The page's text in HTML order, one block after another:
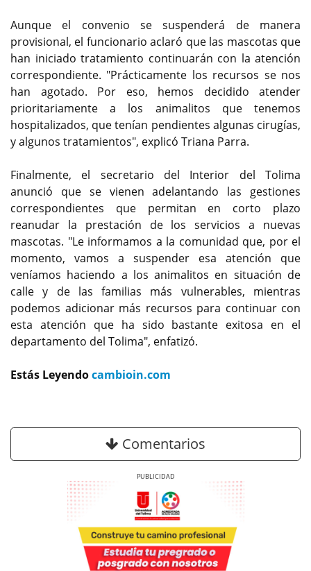
Aunque el convenio se suspenderá de manera
provisional, el funcionario aclaró que las mascotas que
han iniciado tratamiento continuarán con la atención
correspondiente. "Prácticamente los recursos se nos
han agotado. Por eso, hemos decidido atender
prioritariamente a los animalitos que tenemos
hospitalizados, que tenían pendientes algunas cirugías,
y algunos tratamientos", explicó Triana Parra.
Finalmente, el secretario del Interior del Tolima
anunció que se vienen adelantando las gestiones
correspondientes que permitan en corto plazo
reanudar la prestación de los servicios a nuevas
mascotas. "Le informamos a la comunidad que, por el
momento, vamos a suspender esa atención que
veníamos haciendo a los animalitos en situación de
calle y de las familias más vulnerables, mientras
podemos adicionar más recursos para continuar con
esta atención que ha sido bastante exitosa en el
departamento del Tolima", enfatizó.
Estás Leyendocambioin.com
Comentarios